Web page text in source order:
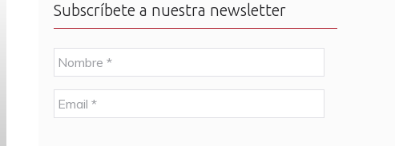
Subscríbete a nuestra newsletter
N
o
m
b
r
E
m